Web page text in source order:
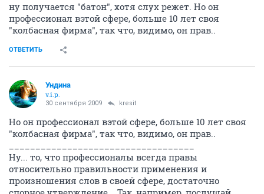
ну получается "батон", хотя слух режет. Но он
профессионал вэтой сфере, больше 10 лет своя
"колбасная фирма", так что, видимо, он прав..
ОТВЕТИТЬ
Ундина
v.i.p.
30 сентября 2009 kresit
Но он профессионал вэтой сфере, больше 10 лет своя
"колбасная фирма", так что, видимо, он прав..
Ну... то, что профессионалы всегда правы
относительно правильности применения и
произношения слов в своей сфере, достаточно